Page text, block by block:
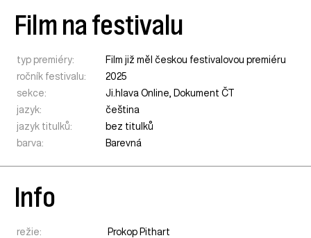
Film na festivalu
typ premiéry:
Film již měl českou festivalovou premiéru
ročník festivalu:
2025
sekce:
Ji.hlava Online, Dokument ČT
jazyk:
čeština
jazyk titulků:
bez titulků
barva:
Barevná
Info
režie:
Prokop Pithart